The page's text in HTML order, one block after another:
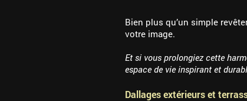
Bien plus qu’un simple
votre image.
Et si vous prolongiez cette
espace de vie inspirant et
Dallages extérieurs et